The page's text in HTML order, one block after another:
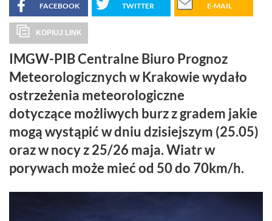
FACEBOOK TWITTER E-MAIL
KOPIUJ LINK
IMGW-PIB Centralne Biuro Prognoz
Meteorologicznych w Krakowie wydało
ostrzeżenia meteorologiczne
dotyczące możliwych burz z gradem jakie
mogą wystąpić w dniu dzisiejszym (25.05)
oraz w nocy z 25/26 maja. Wiatr w
porywach może mieć od 50 do 70km/h.